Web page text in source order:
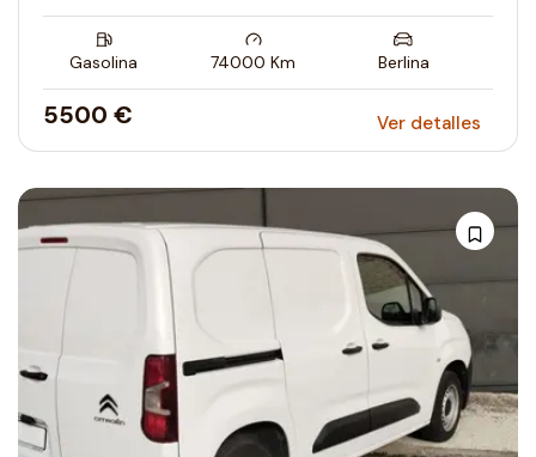
Gasolina 74000 Km Berlina
5500 € Ver detalles